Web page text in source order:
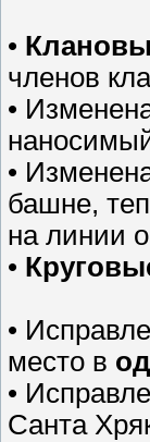
•
членов
•
•
башне,
на линии
•
•
место в
•
Санта